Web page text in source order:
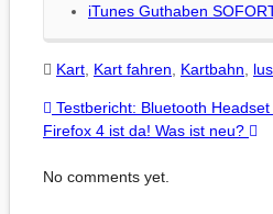
iTunes Guthaben
Kart Kart fahren Kartbahn
Testbericht: Bluetooth Headset
Firefox 4 ist da! Was ist neu?
No comments yet.